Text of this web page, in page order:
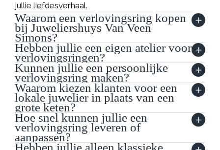
jullie liefdesverhaal.
Waarom een verlovingsring kopen
bij Juweliershuys Van Veen
Simons?
Hebben jullie een eigen atelier voor
verlovingsringen?
Kunnen jullie een persoonlijke
verlovingsring maken?
Waarom kiezen klanten voor een
lokale juwelier in plaats van een
grote keten?
Hoe snel kunnen jullie een
verlovingsring leveren of
aanpassen?